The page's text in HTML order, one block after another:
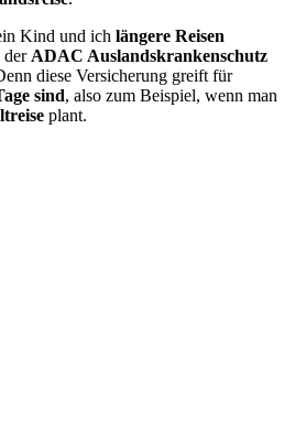
Kind und ich längere Reisen
der ADAC Auslandskrankenschutz
diese Versicherung greift für
sind, also zum Beispiel, wenn man
plant.